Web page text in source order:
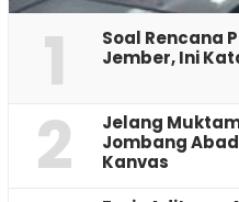
1
‎Soal Rencana
Jember, Ini
2
Jelang
Jombang
Kanvas